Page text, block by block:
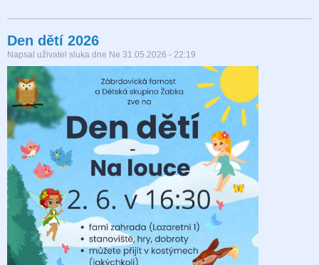
Den dětí 2026
Napsal uživatel sluka dne Ne 31.05.2026 - 22:19